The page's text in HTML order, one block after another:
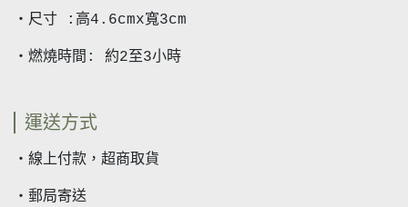
・尺寸 :高4.6cmx寬3cm
・燃燒時間: 約2至3小時
運送方式
・線上付款，超商取貨
・郵局寄送